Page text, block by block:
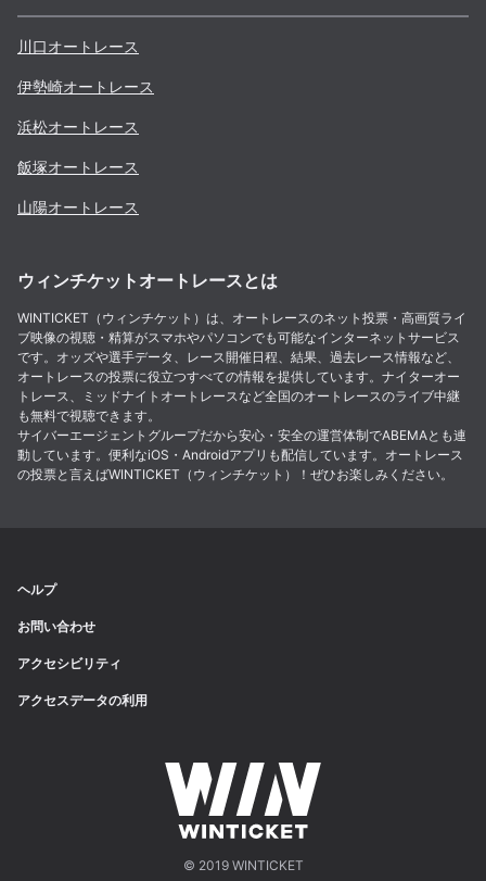
川口オートレース
伊勢崎オートレース
浜松オートレース
飯塚オートレース
山陽オートレース
ウィンチケットオートレースとは
WINTICKET（ウィンチケット）は、オートレースのネット投票・高画質ライ
ブ映像の視聴・精算がスマホやパソコンでも可能なインターネットサービス
です。オッズや選手データ、レース開催日程、結果、過去レース情報など、
オートレースの投票に役立つすべての情報を提供しています。ナイターオー
トレース、ミッドナイトオートレースなど全国のオートレースのライブ中継
も無料で視聴できます。
サイバーエージェントグループだから安心・安全の運営体制でABEMAとも連
動しています。便利なiOS・Androidアプリも配信しています。オートレース
の投票と言えばWINTICKET（ウィンチケット）！ぜひお楽しみください。
ヘルプ
お問い合わせ
アクセシビリティ
アクセスデータの利用
© 2019 WINTICKET